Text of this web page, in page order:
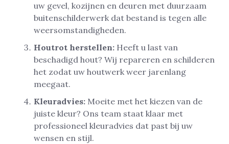
uw gevel, kozijnen en deuren met duurzaam
buitenschilderwerk dat bestand is tegen alle
weersomstandigheden.
Houtrot herstellen: Heeft u last van
beschadigd hout? Wij repareren en schilderen
het zodat uw houtwerk weer jarenlang
meegaat.
Kleuradvies: Moeite met het kiezen van de
juiste kleur? Ons team staat klaar met
professioneel kleuradvies dat past bij uw
wensen en stijl.